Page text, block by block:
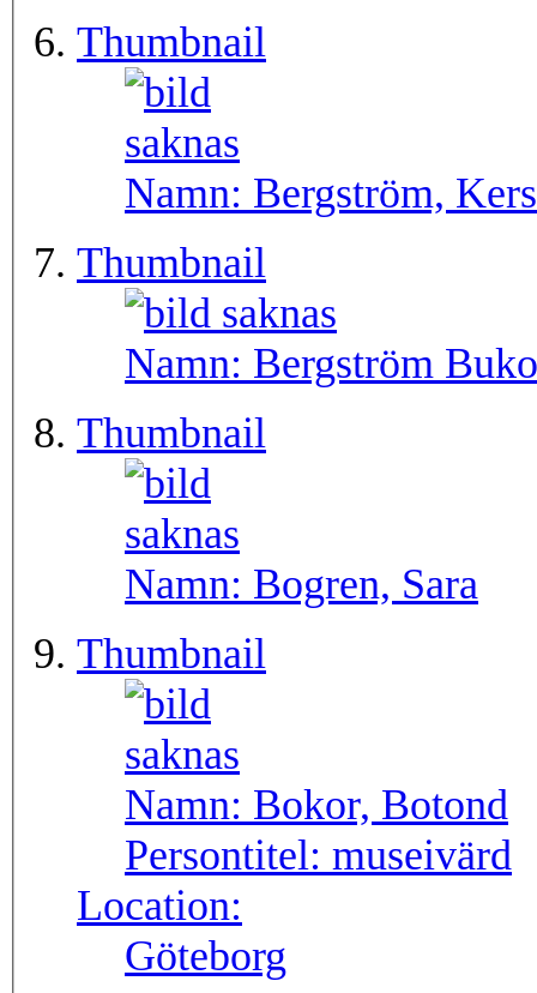
Thumbnail
Namn: Bergström,
Thumbnail
Namn: Bergström
Thumbnail
Namn: Bogren, Sara
Thumbnail
Namn: Bokor, Botond
Persontitel: museivärd
Location:
Göteborg